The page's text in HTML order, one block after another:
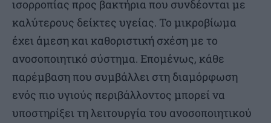
ισορροπίας προς βακτήρια που συνδέονται με
καλύτερους δείκτες υγείας. Το μικροβίωμα
έχει άμεση και καθοριστική σχέση με το
ανοσοποιητικό σύστημα. Επομένως, κάθε
παρέμβαση που συμβάλλει στη διαμόρφωση
ενός πιο υγιούς περιβάλλοντος μπορεί να
υποστηρίξει τη λειτουργία του ανοσοποιητικού